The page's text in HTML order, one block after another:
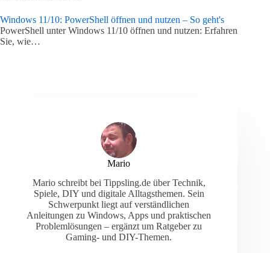
Windows 11/10: PowerShell öffnen und nutzen – So geht's
PowerShell unter Windows 11/10 öffnen und nutzen: Erfahren
Sie, wie…
Mario
Mario schreibt bei Tippsling.de über Technik,
Spiele, DIY und digitale Alltagsthemen. Sein
Schwerpunkt liegt auf verständlichen
Anleitungen zu Windows, Apps und praktischen
Problemlösungen – ergänzt um Ratgeber zu
Gaming- und DIY-Themen.